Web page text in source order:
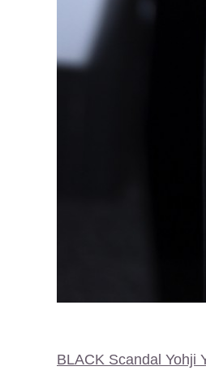
BLACK Scandal Yohji